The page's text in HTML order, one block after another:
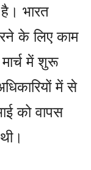
भारत
के लिए काम
में शुरू
में से
को वापस